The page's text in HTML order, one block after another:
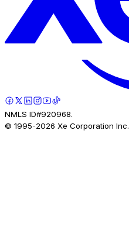
NMLS ID#920968.
© 1995-2026 Xe Corporation Inc.